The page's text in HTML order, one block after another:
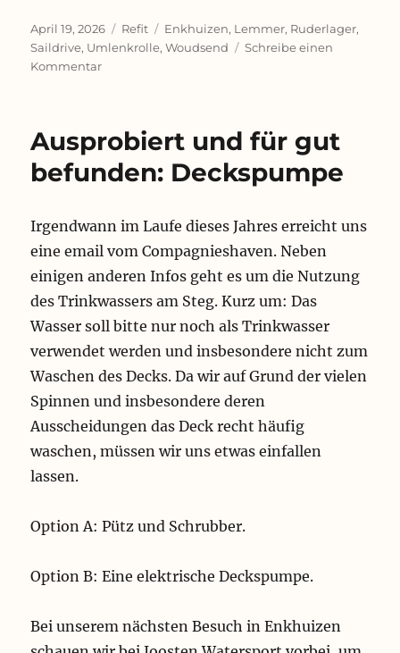
Veröffentlicht
am
April 19, 2026 Kategorien
Refit Schlagwörter
Enkhuizen, Lemmer, Ruderlager,
Saildrive, Umlenkrolle,Woudsend
Schreibe einen
Kommentarzu
in
Saision
Ausprobiert und für gut
befunden: Deckspumpe
Irgendwann im Laufe dieses Jahres erreicht uns
eine email vom Compagnieshaven. Neben
einigen anderen Infos geht es um die Nutzung
des Trinkwassers am Steg. Kurz um: Das
Wasser soll bitte nur noch als Trinkwasser
verwendet werden und insbesondere nicht zum
Waschen des Decks. Da wir auf Grund der vielen
Spinnen und insbesondere deren
Ausscheidungen das Deck recht häufig
waschen, müssen wir uns etwas einfallen
lassen.
Option A: Pütz und Schrubber.
Option B: Eine elektrische Deckspumpe.
Bei unserem nächsten Besuch in Enkhuizen